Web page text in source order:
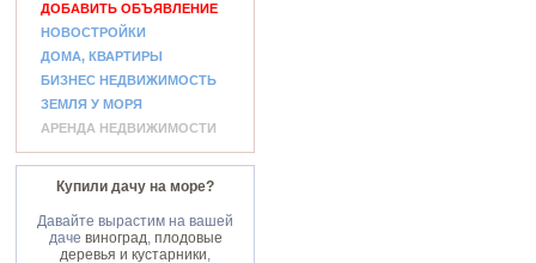
ДОБАВИТЬ ОБЪЯВЛЕНИЕ
НОВОСТРОЙКИ
ДОМА, КВАРТИРЫ
БИЗНЕС НЕДВИЖИМОСТЬ
ЗЕМЛЯ У МОРЯ
АРЕНДА НЕДВИЖИМОСТИ
Купили дачу на море?
Давайте вырастим на вашей
даче виноград, плодовые
деревья и кустарники,